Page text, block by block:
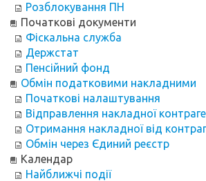
Розблокування ПН
Початкові документи
Фіскальна служба
Держстат
Пенсійний фонд
Обмін податковими накладними
Початкові налаштування
Відправлення накладної
Отримання накладної від
Обмін через Єдиний реєстр
Календар
Найближчі події